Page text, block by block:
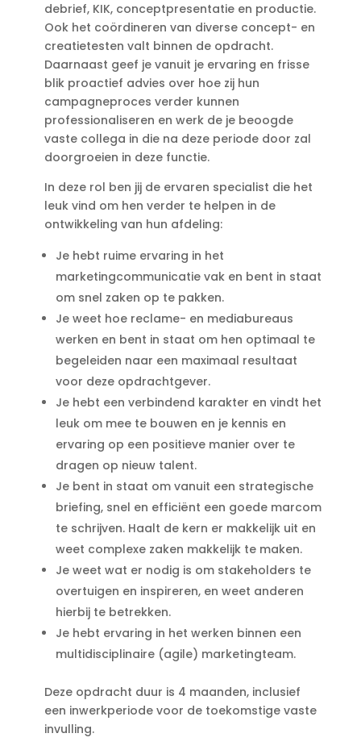
debrief, KIK, conceptpresentatie en productie.
Ook het coördineren van diverse concept- en
creatietesten valt binnen de opdracht.
Daarnaast geef je vanuit je ervaring en frisse
blik proactief advies over hoe zij hun
campagneproces verder kunnen
professionaliseren en werk de je beoogde
vaste collega in die na deze periode door zal
doorgroeien in deze functie.
In deze rol ben jij de ervaren specialist die het
leuk vind om hen verder te helpen in de
ontwikkeling van hun afdeling:
Je hebt ruime ervaring in het
marketingcommunicatie vak en bent in staat
om snel zaken op te pakken.
Je weet hoe reclame- en mediabureaus
werken en bent in staat om hen optimaal te
begeleiden naar een maximaal resultaat
voor deze opdrachtgever.
Je hebt een verbindend karakter en vindt het
leuk om mee te bouwen en je kennis en
ervaring op een positieve manier over te
dragen op nieuw talent.
Je bent in staat om vanuit een strategische
briefing, snel en efficiënt een goede marcom
te schrijven. Haalt de kern er makkelijk uit en
weet complexe zaken makkelijk te maken.
Je weet wat er nodig is om stakeholders te
overtuigen en inspireren, en weet anderen
hierbij te betrekken.
Je hebt ervaring in het werken binnen een
multidisciplinaire (agile) marketingteam.
Deze opdracht duur is 4 maanden, inclusief
een inwerkperiode voor de toekomstige vaste
invulling.